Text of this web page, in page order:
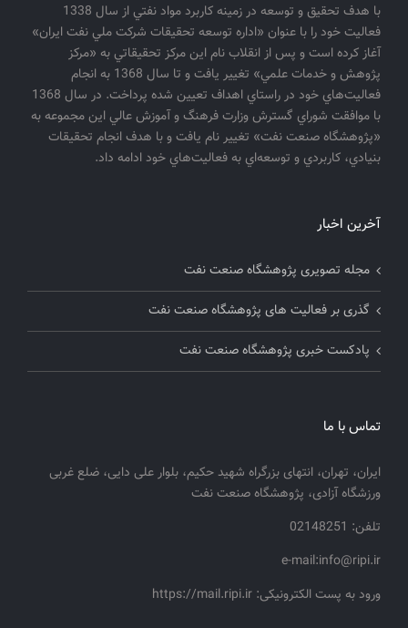
با هدف تحقيق و توسعه در زمينه كاربرد مواد نفتي از سال 1338
فعاليت خود را با عنوان «اداره توسعه تحقيقات شركت ملي نفت ايران»
آغاز كرده است و پس از انقلاب نام اين مركز تحقيقاتي به «مركز
پژوهش و خدمات علمي» تغيير يافت و تا سال 1368 به انجام
فعاليت‌هاي خود در راستاي اهداف تعيين شده پرداخت. در سال 1368
با موافقت شوراي گسترش وزارت فرهنگ و آموزش عالي اين مجموعه به
«پژوهشگاه صنعت نفت» تغيير نام يافت و با هدف انجام تحقيقات
بنيادي، كاربردي و توسعه‌اي به فعاليت‌هاي خود ادامه داد.
آخرین اخبار
مجله تصویری پژوهشگاه صنعت نفت
گذری بر فعالیت های پژوهشگاه صنعت نفت
پادکست خبری پژوهشگاه صنعت نفت
تماس با ما
ایران، تهران، انتهای بزرگراه شهید حکیم، بلوار علی دایی، ضلع غربی
ورزشگاه آزادی، پژوهشگاه صنعت نفت
تلفن: 02148251
e-mail:info@ripi.ir
ورود به پست الکترونیکی: https://mail.ripi.ir